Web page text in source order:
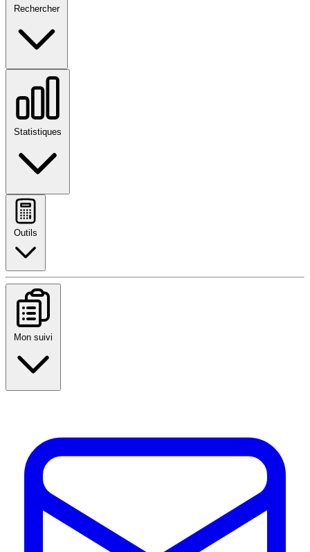
Rechercher
Statistiques
Outils
Mon suivi